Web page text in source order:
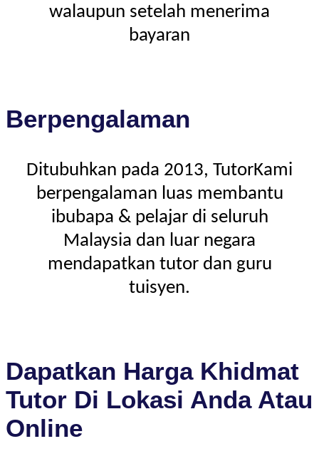
walaupun setelah menerima
bayaran
Berpengalaman
Ditubuhkan pada 2013, TutorKami
berpengalaman luas membantu
ibubapa & pelajar di seluruh
Malaysia dan luar negara
mendapatkan tutor dan guru
tuisyen.
Dapatkan Harga Khidmat
Tutor Di Lokasi Anda Atau
Online